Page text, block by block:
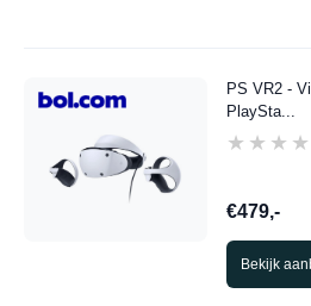
PS VR2 -
PlaySta...
€479,-
Bekijk